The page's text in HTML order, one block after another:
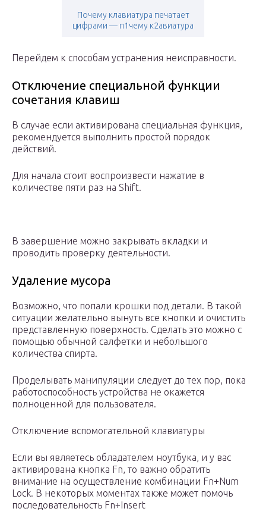
Почему клавиатура печатает
цифрами — п1чему к2авиатура
Перейдем к способам устранения неисправности.
Отключение специальной функции
сочетания клавиш
В случае если активирована специальная функция,
рекомендуется выполнить простой порядок
действий.
Для начала стоит воспроизвести нажатие в
количестве пяти раз на Shift.
В завершение можно закрывать вкладки и
проводить проверку деятельности.
Удаление мусора
Возможно, что попали крошки под детали. В такой
ситуации желательно вынуть все кнопки и очистить
представленную поверхность. Сделать это можно с
помощью обычной салфетки и небольшого
количества спирта.
Проделывать манипуляции следует до тех пор, пока
работоспособность устройства не окажется
полноценной для пользователя.
Отключение вспомогательной клавиатуры
Если вы являетесь обладателем ноутбука, и у вас
активирована кнопка Fn, то важно обратить
внимание на осуществление комбинации Fn+Num
Lock. В некоторых моментах также может помочь
последовательность Fn+Insert